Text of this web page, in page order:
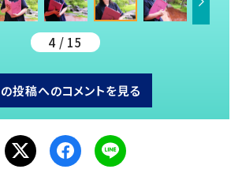
4 / 15
投稿へのコメントを見る